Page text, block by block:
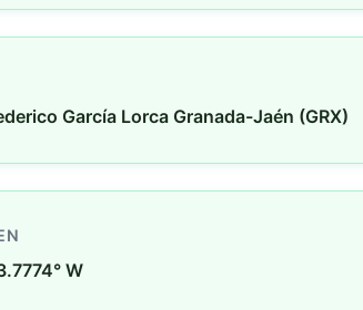
García Lorca Granada-Jaén (GRX)
W